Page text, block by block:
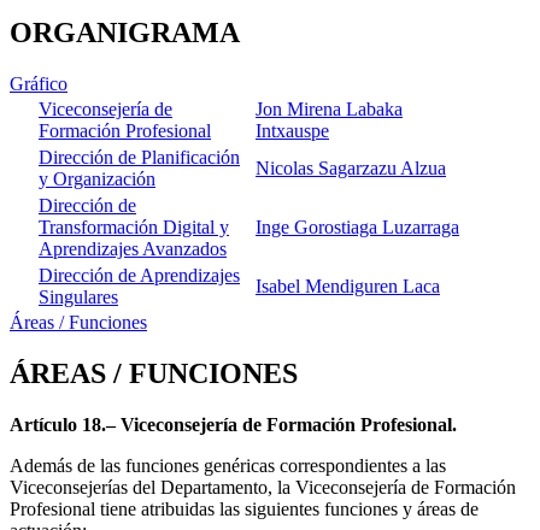
ORGANIGRAMA
Gráfico
Viceconsejería de
Formación Profesional
Jon Mirena Labaka
Intxauspe
Dirección de Planificación
y Organización
Nicolas Sagarzazu Alzua
Dirección de
Transformación Digital y
Aprendizajes Avanzados
Inge Gorostiaga Luzarraga
Dirección de Aprendizajes
Singulares
Isabel Mendiguren Laca
Áreas / Funciones
ÁREAS / FUNCIONES
Artículo 18.– Viceconsejería de Formación Profesional.
Además de las funciones genéricas correspondientes a las
Viceconsejerías del Departamento, la Viceconsejería de Formación
Profesional tiene atribuidas las siguientes funciones y áreas de